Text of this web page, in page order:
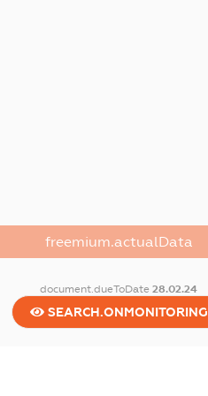
freemium.actualData
document.dueToDate28.02.24
SEARCH.ONMONITORING